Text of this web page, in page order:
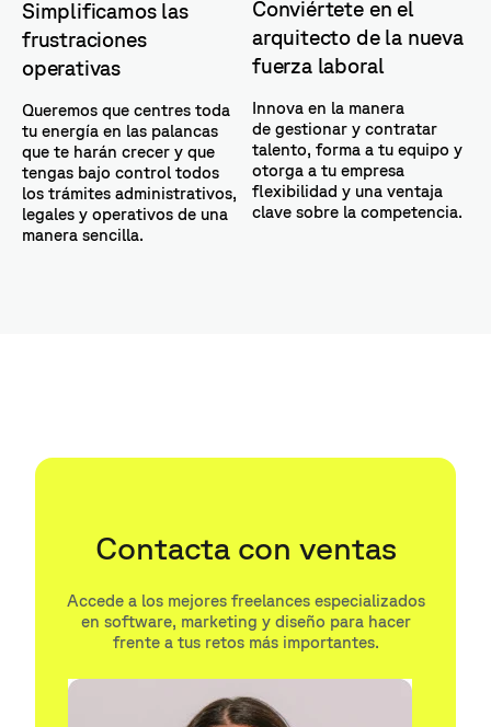
Simplificamos las
frustraciones
operativas
Queremos que centres toda
tu energía en las palancas
que te harán crecer y que
tengas bajo control todos
los trámites administrativos,
legales y operativos de una
manera sencilla.
Conviértete en el
arquitecto de la nueva
fuerza laboral
Innova en la manera
de gestionar y contratar
talento, forma a tu equipo y
otorga a tu empresa
flexibilidad y una ventaja
clave sobre la competencia.
Contacta con ventas
Accede a los mejores freelances especializados
en software, marketing y diseño para hacer
frente a tus retos más importantes.